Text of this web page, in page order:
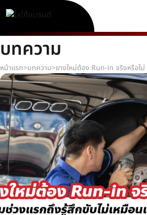
บทความ
หน้าแรก>บทความ>